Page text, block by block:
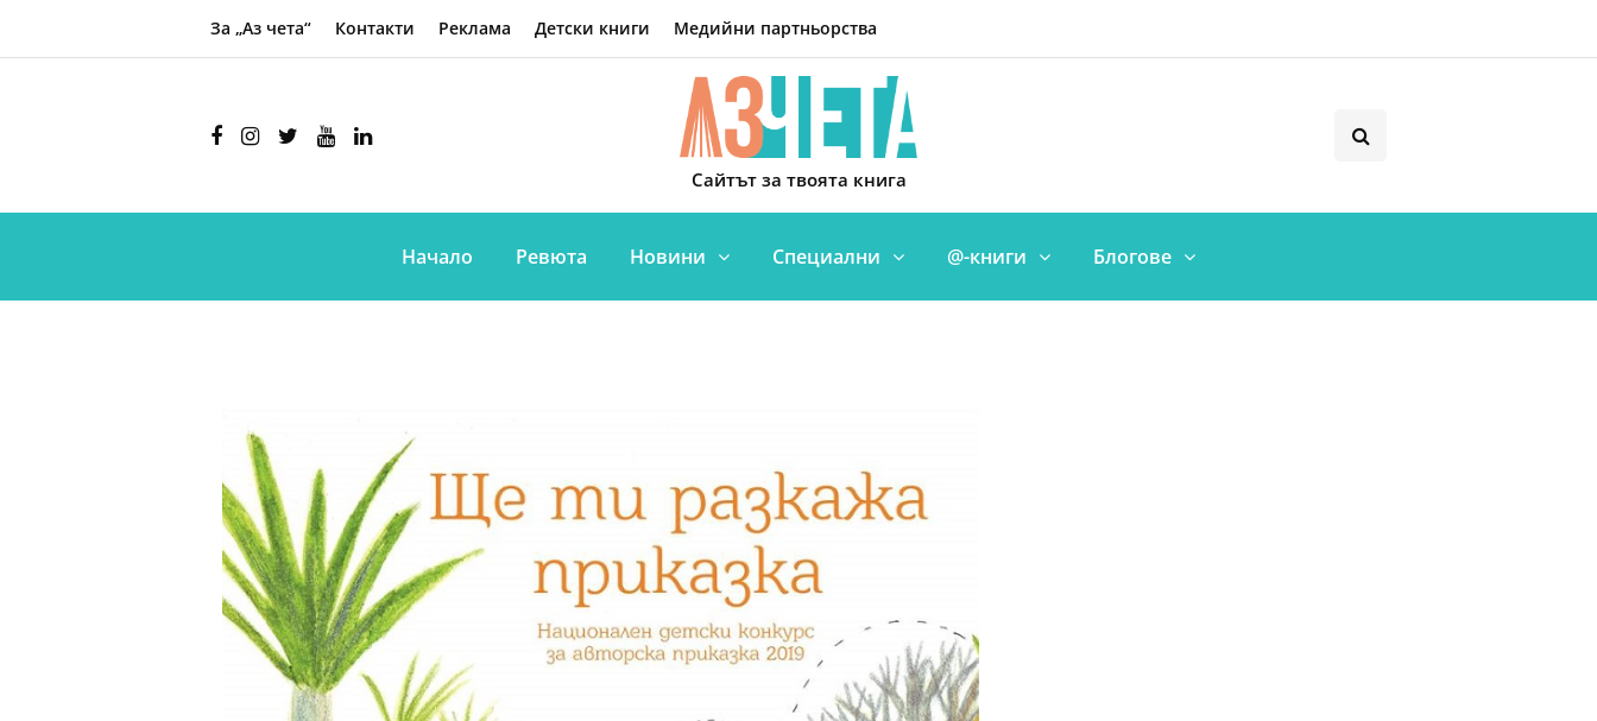
За „Аз чета“ Контакти Реклама Детски книги Медийни партньорства
Сайтът за твоята книга
Начало Ревюта Новини Специални @-книги Блогове